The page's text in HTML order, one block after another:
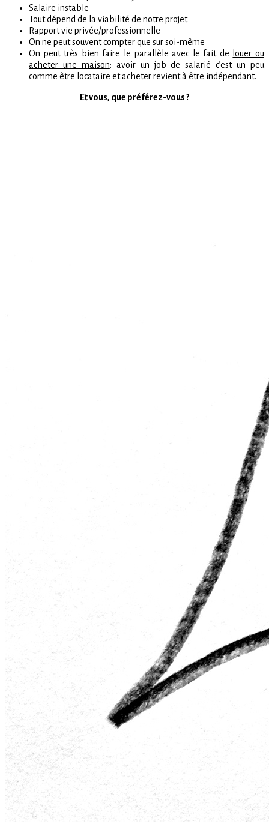
Salaire instable
Tout dépend de la viabilité de notre projet
Rapport vie privée/professionnelle
On ne peut souvent compter que sur soi-même
On peut très bien faire le parallèle avec le fait de
louer ou
acheter une maison: avoir un job de salarié c’est un peu
comme être locataire et acheter revient à être indépendant.
Et vous, que préférez-vous ?